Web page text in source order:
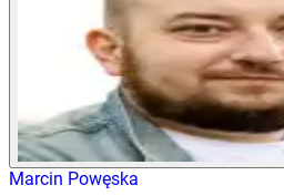
Marcin Powęska